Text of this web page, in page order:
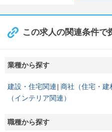
この求人の関連条件で
業種から探す
建設・住宅関連 商社（住宅・建
（インテリア関連）
職種から探す